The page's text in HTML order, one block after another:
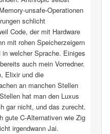
unsafe-Operationen
schlicht
Code, der mit Hardware
mit rohen Speicherzeigern
welcher Sprache. Einiges
auch mein Vorredner.
Elixir und die
an manchen Stellen
hat man den Luxus
gar nicht, und das zurecht.
gute C-Alternativen wie Zig
irgendwann Jai.